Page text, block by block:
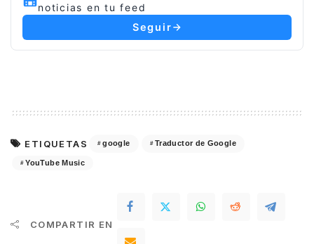
noticias en tu feed
Seguir
ETIQUETAS google Traductor de Google
YouTube Music
COMPARTIR EN